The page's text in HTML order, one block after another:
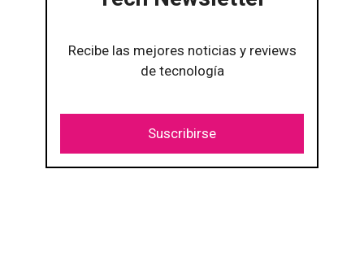
Recibe las mejores noticias y reviews
de tecnología
Suscribirse